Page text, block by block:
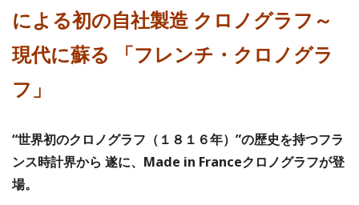
による初の自社製造 クロノグラフ～
現代に蘇る 「フレンチ・クロノグラ
フ」
“世界初のクロノグラフ（１８１６年）”の歴史を持つフラ
ンス時計界から 遂に、Made in Franceクロノグラフが登
場。